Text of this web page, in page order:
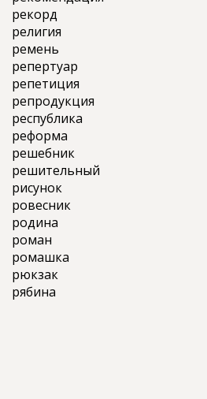
рекорд
религия
ремень
репертуар
репетиция
репродукция
республика
реформа
решебник
решительный
рисунок
ровесник
родина
роман
ромашка
рюкзак
рябина